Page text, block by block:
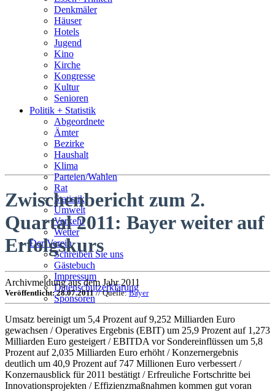
Wohnen
Denkmäler
Häuser
Hotels
Jugend
Kino
Kirche
Kongresse
Kultur
Senioren
Stadtführer
Straßen
Politik + Statistik
Abgeordnete
Ämter
Bezirke
Haushalt
Klima
Parteien/Wahlen
Rat
Statistik
Umwelt
Verkehr
Wetter
Der Verein
Schreiben Sie uns
Gästebuch
Impressum
Datenschutzerklärung
Sponsoren
Zwischenbericht zum 2.
Quartal 2011: Bayer weiter auf
Erfolgskurs
Archivmeldung aus dem Jahr 2011
Veröffentlicht: 28.07.2011// Quelle:Bayer
Umsatz bereinigt um 5,4 Prozent auf 9,252 Milliarden Euro
gewachsen / Operatives Ergebnis (EBIT) um 25,9 Prozent auf 1,273
Milliarden Euro gesteigert / EBITDA vor Sondereinflüssen um 5,8
Prozent auf 2,035 Milliarden Euro erhöht / Konzernergebnis
deutlich um 40,9 Prozent auf 747 Millionen Euro verbessert /
Konzernausblick für 2011 bestätigt / Erfreuliche Fortschritte bei
Innovationsprojekten / Effizienzmaßnahmen kommen gut voran